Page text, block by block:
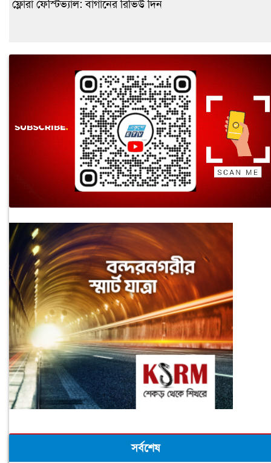
ফ্লোরা ফেস্টিভ্যাল: বাগানের রিভিউ দিন
সর্বশেষ